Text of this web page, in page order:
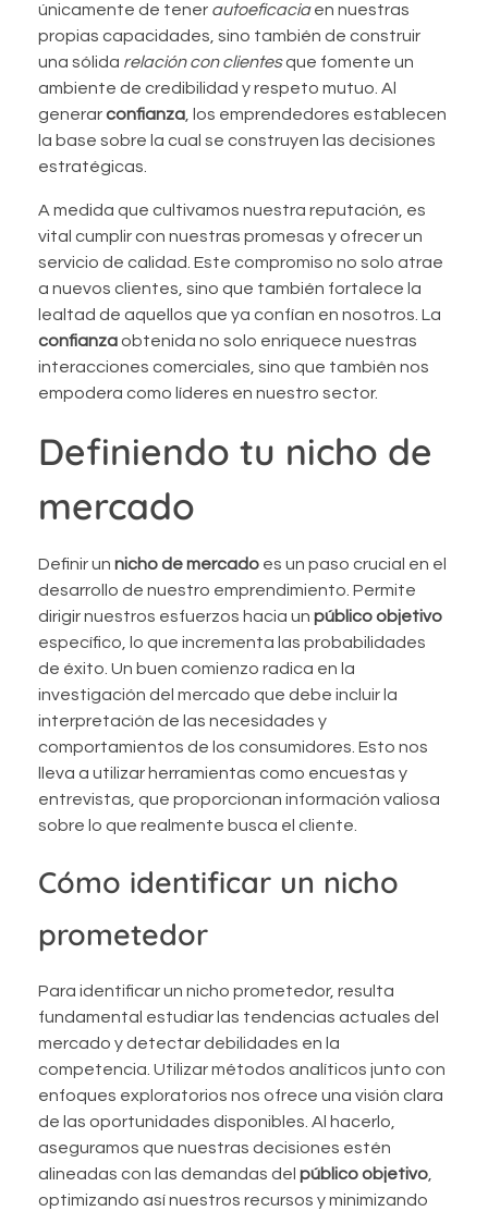
únicamente de tener autoeficaciaen nuestras
propias capacidades, sino también de construir
una sólida relación con clientesque fomente un
ambiente de credibilidad y respeto mutuo. Al
generarconfianza , los emprendedores establecen
la base sobre la cual se construyen las decisiones
estratégicas.
A medida que cultivamos nuestra reputación, es
vital cumplir con nuestras promesas y ofrecer un
servicio de calidad. Este compromiso no solo atrae
a nuevos clientes, sino que también fortalece la
lealtad de aquellos que ya confían en nosotros. La
confianzaobtenida no solo enriquece nuestras
interacciones comerciales, sino que también nos
empodera como líderes en nuestro sector.
Definiendo tu nicho de
mercado
Definir un nicho de mercado es un paso crucial en el
desarrollo de nuestro emprendimiento. Permite
dirigir nuestros esfuerzos hacia un público objetivo
específico, lo que incrementa las probabilidades
de éxito. Un buen comienzo radica en la
investigación del mercado que debe incluir la
interpretación de las necesidades y
comportamientos de los consumidores. Esto nos
lleva a utilizar herramientas como encuestas y
entrevistas, que proporcionan información valiosa
sobre lo que realmente busca el cliente.
Cómo identificar un nicho
prometedor
Para identificar un nicho prometedor, resulta
fundamental estudiar las tendencias actuales del
mercado y detectar debilidades en la
competencia. Utilizar métodos analíticos junto con
enfoques exploratorios nos ofrece una visión clara
de las oportunidades disponibles. Al hacerlo,
aseguramos que nuestras decisiones estén
alineadas con las demandas del público objetivo
optimizando así nuestros recursos y minimizando